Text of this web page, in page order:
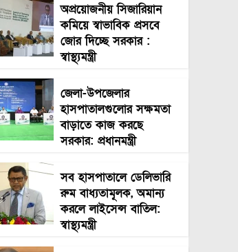
অপ্রয়োজনীয় সিজারিয়ান
কমিয়ে স্বাভাবিক প্রসবে
জোর দিচ্ছে সরকার :
স্বাস্থ্যমন্ত্রী
জেলা-উপজেলার
হাসপাতালগুলোর সক্ষমতা
বাড়াতে কাজ করছে
সরকার: প্রধানমন্ত্রী
সব হাসপাতালে ডেলিভারি
রুম বাধ্যতামূলক, অমান্য
করলে লাইসেন্স বাতিল:
স্বাস্থ্যমন্ত্রী